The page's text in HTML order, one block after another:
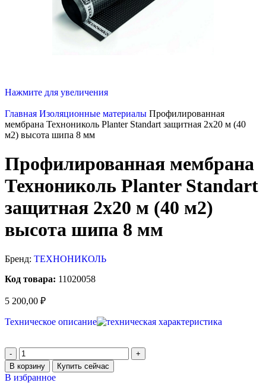
Нажмите для увеличения
Главная Изоляционные материалы Профилированная
мембрана Технониколь Planter Standart защитная 2х20 м (40
м2) высота шипа 8 мм
Профилированная мембрана
Технониколь Planter Standart
защитная 2х20 м (40 м2)
высота шипа 8 мм
Бренд: ТЕХНОНИКОЛЬ
Код товара: 11020058
5 200,00 ₽
Техническое описание
В корзину Купить сейчас
В избранное